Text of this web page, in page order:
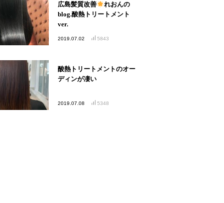
広島髪質改善
れおんの
blog.酸熱トリートメント
ver.
2019.07.02 5843
酸熱トリートメントのオー
ディンが凄い
2019.07.08 5348